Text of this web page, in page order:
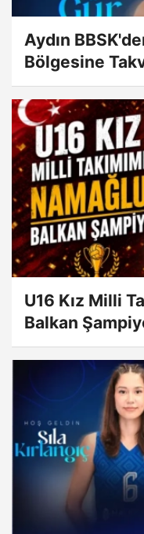
Aydın
Bölgesine
U16 Kız Milli
Balkan